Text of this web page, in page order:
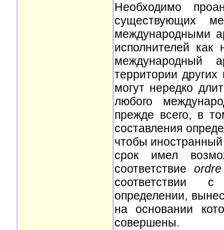
Необходимо
существующих
международными
исполнителей как
международный
территории
могут нередко
любого
прежде всего, в
составления
чтобы иностранный
срок имел
соответствие
соответствии
определении,
на основании
совершены.